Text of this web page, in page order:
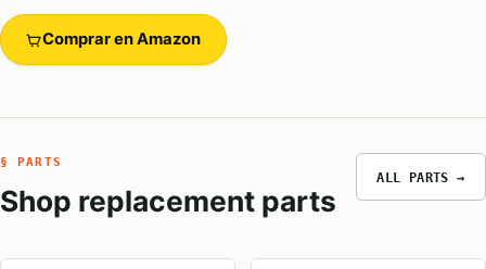
Comprar en Amazon
§ PARTS
Shop replacement parts
ALL PARTS →